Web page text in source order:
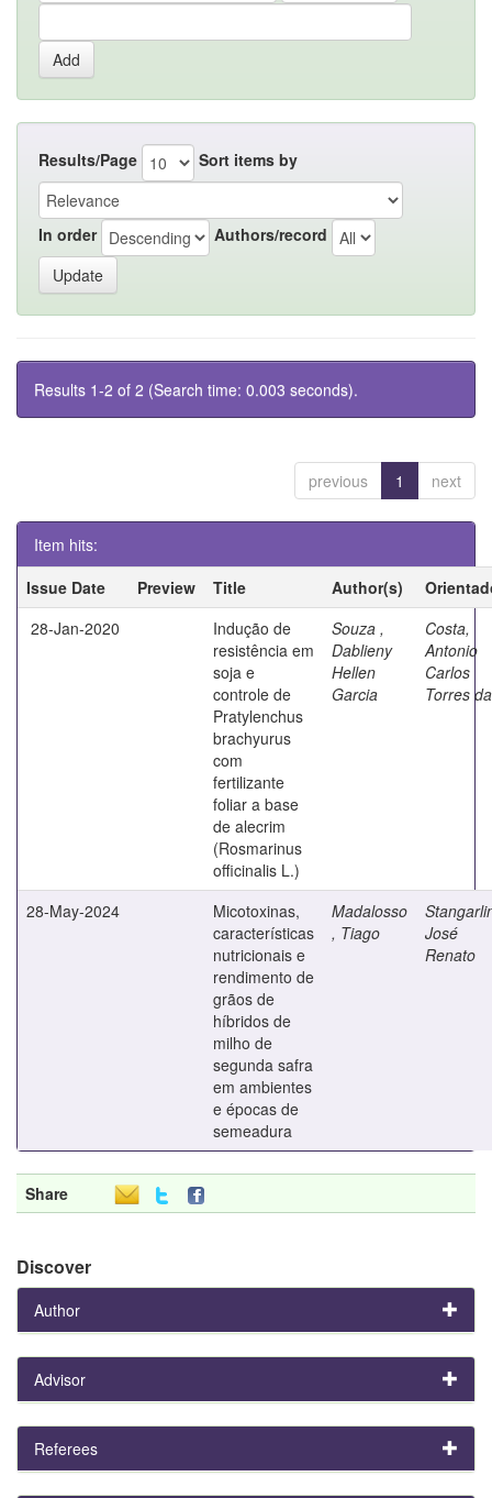
Results/Page Sort items by
In order Authors/record
Results 1-2 of 2 (Search time: 0.003 seconds).
previous 1 next
Item hits:
Issue Date
Preview Title Author(s)
28-Jan-2020
Indução de
resistência em
soja e
controle de
Pratylenchus
brachyurus
com
fertilizante
foliar a base
de alecrim
(Rosmarinus
officinalis L.)
Souza ,
Dablieny
Hellen
Garcia
Costa,
Antonio
Carlos
Torres da
28-May-2024
Micotoxinas,
características
nutricionais e
rendimento de
grãos de
híbridos de
milho de
segunda safra
em ambientes
e épocas de
semeadura
Madalosso
, Tiago
José
Renato
Share
Discover
Author
Advisor
Referees